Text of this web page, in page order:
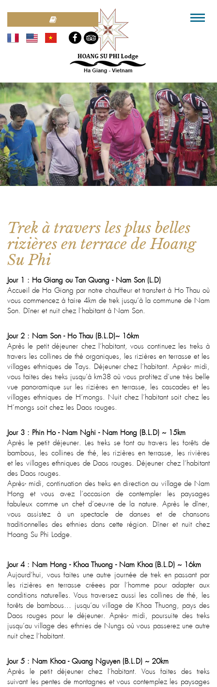
Trek à travers les plus belles
rizières en terrace de Hoang
Su Phi
Jour 1 : Ha Giang ou Tan Quang - Nam Son (L.D)
Accueil de Ha Giang par notre chauffeur et transfert à Ho Thau où
vous commencez à faire 4km de trek jusqu’à la commune de Nam
Son. Dîner et nuit chez l’habitant à Nam Son.
Jour 2 : Nam Son - Ho Thau (B.L.D)~ 16km
Après le petit déjeuner chez l’habitant, vous continuez les treks à
travers les collines de thé organiques, les rizières en terrasse et les
villages ethniques de Tays. Déjeuner chez l’habitant. Après- midi,
vous faites des treks jusqu’à km38 où vous profitez d’une très belle
vue panoramique sur les rizières en terrasse, les cascades et les
villages ethniques de H’mongs. Nuit chez l’habitant soit chez les
H’mongs soit chez les Daos rouges.
Jour 3 : Phin Ho - Nam Nghi - Nam Hong (B.L.D) ~ 15km
Après le petit déjeuner. Les treks se font au travers les forêts de
bambous, les collines de thé, les rizières en terrasse, les rivières
et les villages ethniques de Daos rouges. Déjeuner chez l’habitant
des Daos rouges.
Après- midi, continuation des treks en direction au village de Nam
Hong et vous avez l’occasion de contempler les paysages
fabuleux comme un chef d’oeuvre de la nature. Après le dîner,
vous assistez à un spectacle de danses et de chansons
traditionnelles des ethnies dans cette région. Dîner et nuit chez
Hoang Su Phi Lodge.
Jour 4 : Nam Hong - Khoa Thuong - Nam Khoa (B.L.D) ~ 16km
Aujourd’hui, vous faites une autre journée de trek en passant par
les rizières en terrasse créees par l’homme pour adapter aux
conditions naturelles. Vous traversez aussi les collines de thé, les
forêts de bambous… jusqu’au village de Khoa Thuong, pays des
Daos rouges pour le déjeuner. Après- midi, poursuite des treks
jusqu’au village des ethnies de Nungs où vous passerez une autre
nuit chez l’habitant.
Jour 5 : Nam Khoa - Quang Nguyen (B.L.D) ~ 20km
Après le petit déjeuner chez l’habitant. Vous faites des treks
suivant les pentes de montagnes et vous contemplez les paysages